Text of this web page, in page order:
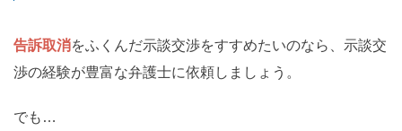
告訴取消をふくんだ示談交渉をすすめたいのなら、示談交
渉の経験が豊富な弁護士に依頼しましょう。
でも…